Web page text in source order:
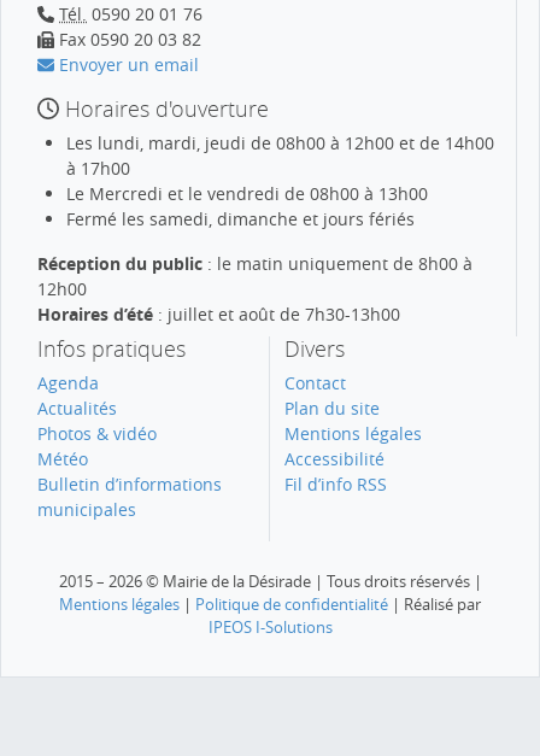
Tél. 0590 20 01 76
Fax 0590 20 03 82
Envoyer un email
Horaires d'ouverture
Les lundi, mardi, jeudi de 08h00 à 12h00 et de 14h00
à 17h00
Le Mercredi et le vendredi de 08h00 à 13h00
Fermé les samedi, dimanche et jours fériés
Réception du public : le matin uniquement de 8h00 à
12h00
Horaires d’été : juillet et août de 7h30-13h00
Infos pratiques
Agenda
Actualités
Photos & vidéo
Météo
Bulletin d’informations
municipales
Divers
Contact
Plan du site
Mentions légales
Accessibilité
Fil d’info RSS
2015 – 2026 © Mairie de la Désirade | Tous droits réservés |
Mentions légales | Politique de confidentialité | Réalisé par
IPEOS I-Solutions